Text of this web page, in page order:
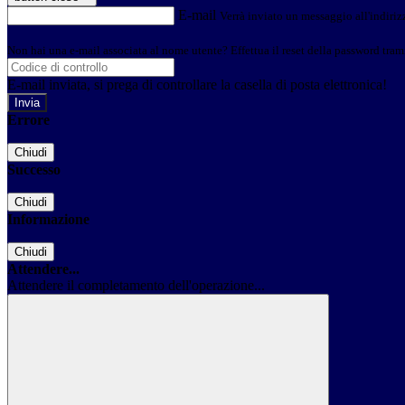
E-mail Verrà inviato un messaggio
Non hai una e-mail associata al nome utente? Effettua il reset della password
E-mail inviata, si prega di controllare la casella di posta elettronica!
Errore
Chiudi
Successo
Chiudi
Informazione
Chiudi
Attendere...
Attendere il completamento dell'operazione...